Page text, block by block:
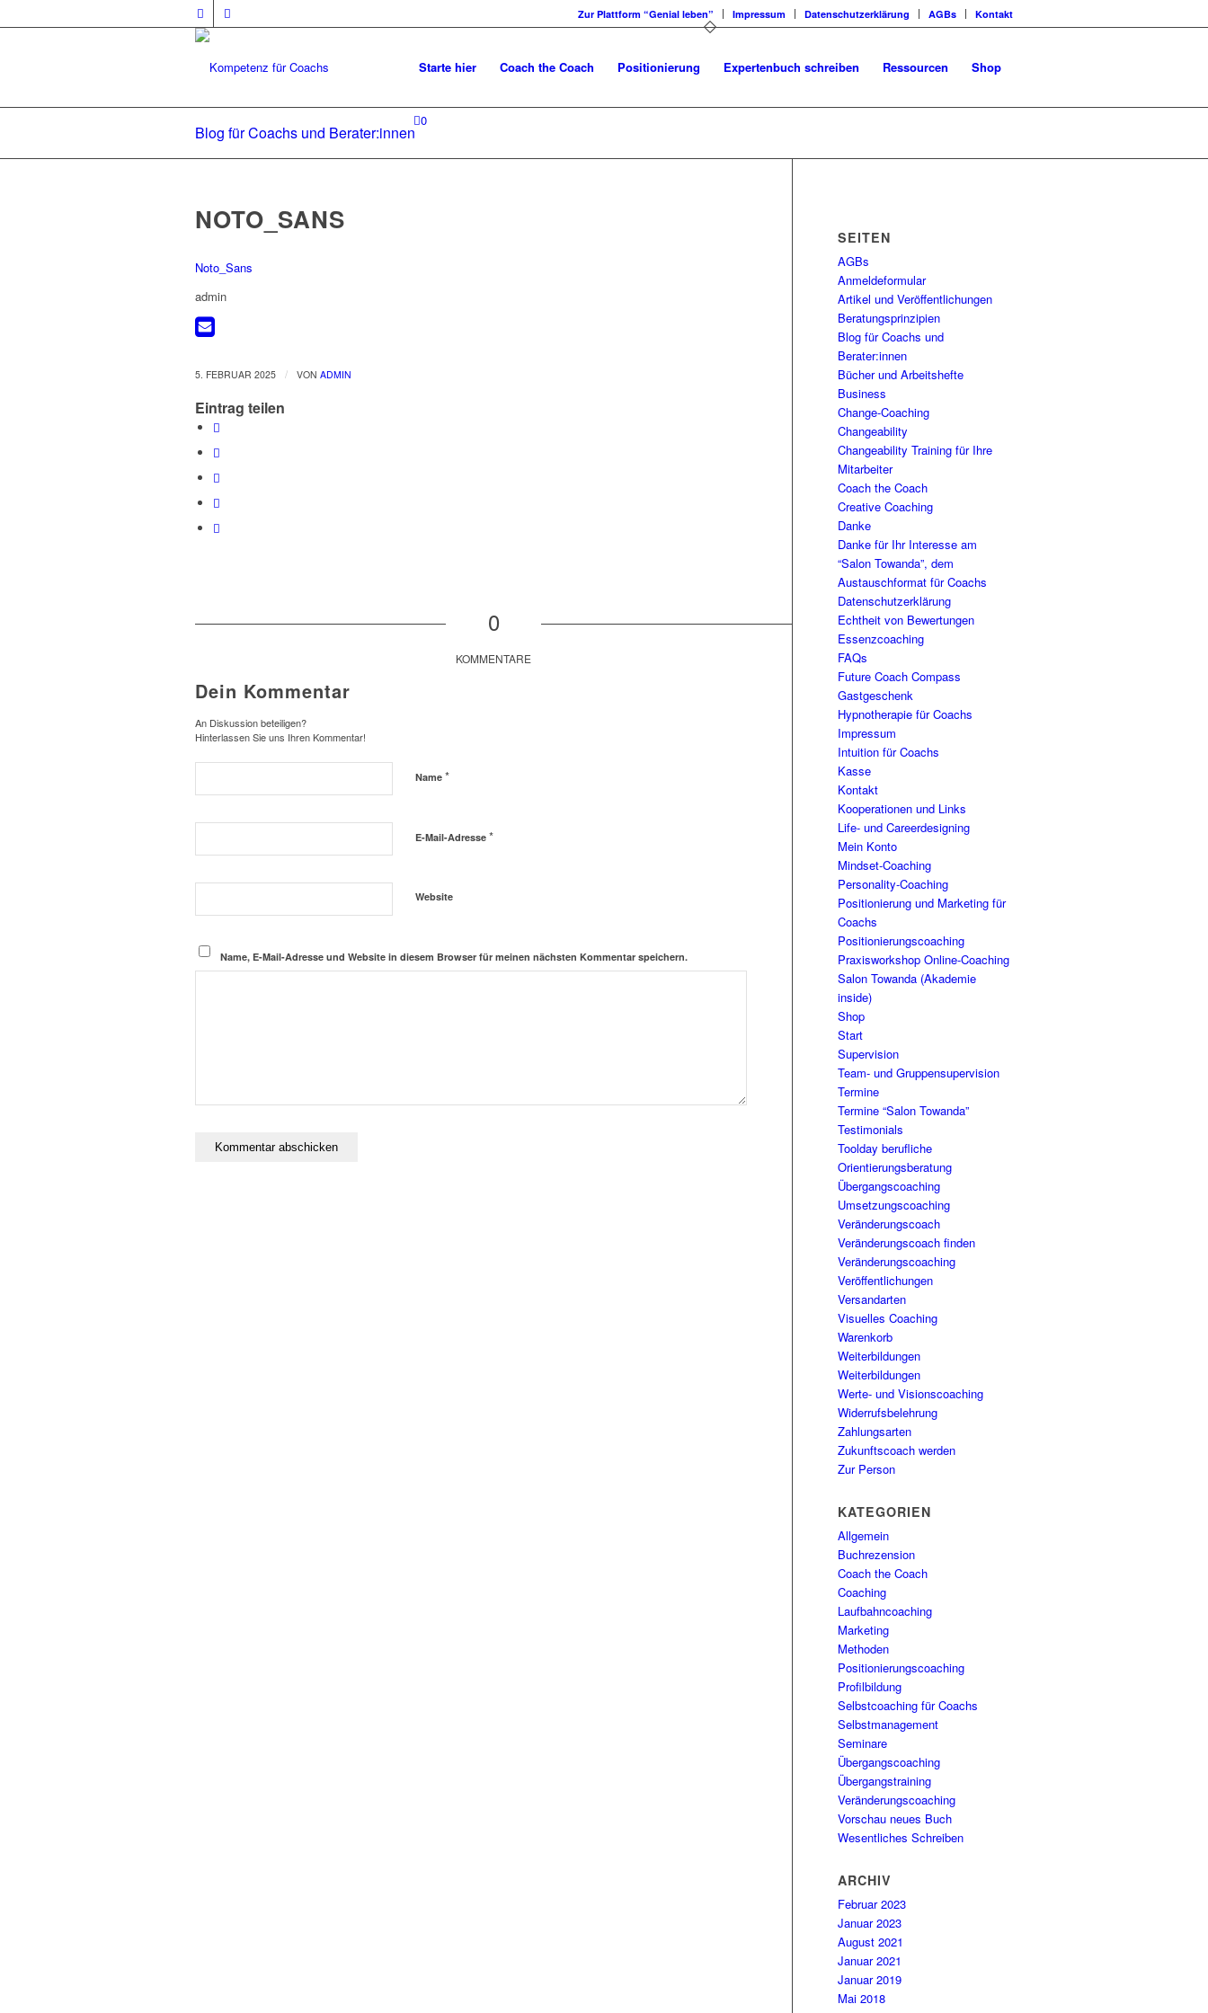
Zur Plattform “Genial leben” Impressum Datenschutzerklärung AGBs Kontakt
Starte hier Coach the Coach Positionierung Expertenbuch schreiben Ressourcen Shop
0
Blog für Coachs und Berater:innen
NOTO_SANS
Noto_Sans
admin
5. FEBRUAR 2025 / VON ADMIN
Eintrag teilen
0
KOMMENTARE
Dein Kommentar
An Diskussion beteiligen?
Hinterlassen Sie uns Ihren Kommentar!
Name *
E-Mail-Adresse *
Website
Name, E-Mail-Adresse und Website in diesem Browser für meinen nächsten Kommentar speichern.
SEITEN
AGBs
Anmeldeformular
Artikel und Veröffentlichungen
Beratungsprinzipien
Blog für Coachs und
Berater:innen
Bücher und Arbeitshefte
Business
Change-Coaching
Changeability
Changeability Training für Ihre
Mitarbeiter
Coach the Coach
Creative Coaching
Danke
Danke für Ihr Interesse am
“Salon Towanda”, dem
Austauschformat für Coachs
Datenschutzerklärung
Echtheit von Bewertungen
Essenzcoaching
FAQs
Future Coach Compass
Gastgeschenk
Hypnotherapie für Coachs
Impressum
Intuition für Coachs
Kasse
Kontakt
Kooperationen und Links
Life- und Careerdesigning
Mein Konto
Mindset-Coaching
Personality-Coaching
Positionierung und Marketing für
Coachs
Positionierungscoaching
Praxisworkshop Online-Coaching
Salon Towanda (Akademie
inside)
Shop
Start
Supervision
Team- und Gruppensupervision
Termine
Termine “Salon Towanda”
Testimonials
Toolday berufliche
Orientierungsberatung
Übergangscoaching
Umsetzungscoaching
Veränderungscoach
Veränderungscoach finden
Veränderungscoaching
Veröffentlichungen
Versandarten
Visuelles Coaching
Warenkorb
Weiterbildungen
Weiterbildungen
Werte- und Visionscoaching
Widerrufsbelehrung
Zahlungsarten
Zukunftscoach werden
Zur Person
KATEGORIEN
Allgemein
Buchrezension
Coach the Coach
Coaching
Laufbahncoaching
Marketing
Methoden
Positionierungscoaching
Profilbildung
Selbstcoaching für Coachs
Selbstmanagement
Seminare
Übergangscoaching
Übergangstraining
Veränderungscoaching
Vorschau neues Buch
Wesentliches Schreiben
ARCHIV
Februar 2023
Januar 2023
August 2021
Januar 2021
Januar 2019
Mai 2018